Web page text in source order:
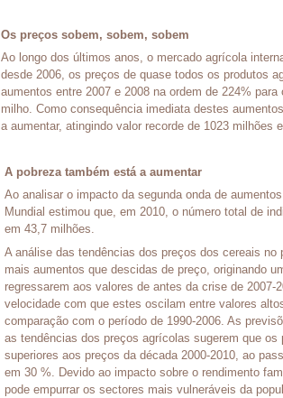
Os preços sobem, sobem, sobem
Ao longo dos últimos anos, o mercado agrícola
desde 2006, os preços de quase todos os produtos
aumentos entre 2007 e 2008 na ordem de 224%
milho. Como consequência imediata destes
a aumentar, atingindo valor recorde de 1023 milhões
A pobreza também está a aumentar
Ao analisar o impacto da segunda onda de
Mundial estimou que, em 2010, o número total de
em 43,7 milhões.
A análise das tendências dos preços dos cereais no
mais aumentos que descidas de preço, originando
regressarem aos valores de antes da crise de
velocidade com que estes oscilam entre valores
comparação com o período de 1990-2006. As
as tendências dos preços agrícolas sugerem que
superiores aos preços da década 2000-2010, ao
em 30 %. Devido ao impacto sobre o rendimento
pode empurrar os sectores mais vulneráveis da